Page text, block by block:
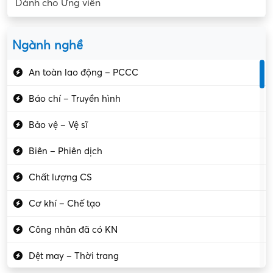
Dành cho Ứng viên
Ngành nghề
An toàn lao động – PCCC
Báo chí – Truyền hình
Bảo vệ – Vệ sĩ
Biên – Phiên dịch
Chất lượng CS
Cơ khí – Chế tạo
Công nhân đã có KN
Dệt may – Thời trang